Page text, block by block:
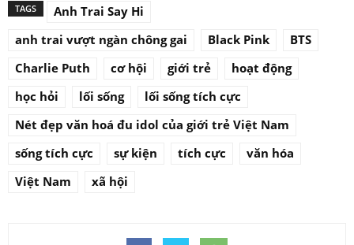
TAGS
Anh Trai Say Hi
anh trai vượt ngàn chông gai
Black Pink
BTS
Charlie Puth
cơ hội giới trẻ
hoạt động
học hỏi
lối sống
lối sống tích cực
Nét đẹp văn hoá đu idol của giới trẻ Việt Nam
sống tích cực
sự kiện tích cực
văn hóa
Việt Nam
xã hội